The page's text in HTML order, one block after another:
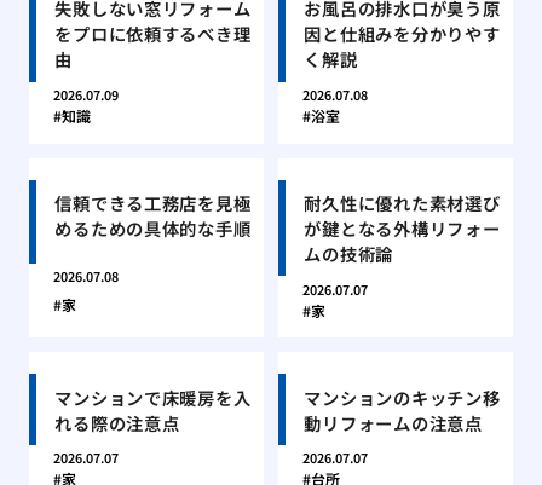
失敗しない窓リフォーム
をプロに依頼するべき理
由
2026.07.09
知識
お風呂の排水口が臭う原
因と仕組みを分かりやす
く解説
2026.07.08
浴室
信頼できる工務店を見極
めるための具体的な手順
2026.07.08
家
耐久性に優れた素材選び
が鍵となる外構リフォー
ムの技術論
2026.07.07
家
マンションで床暖房を入
れる際の注意点
2026.07.07
家
マンションのキッチン移
動リフォームの注意点
2026.07.07
台所